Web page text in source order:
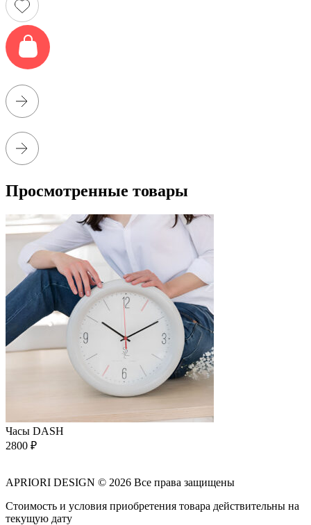
Просмотренные товары
Часы DASH
2800 ₽
APRIORI DESIGN © 2026 Все права защищены
Cтоимость и условия приобретения товара действительны на
текущую дату